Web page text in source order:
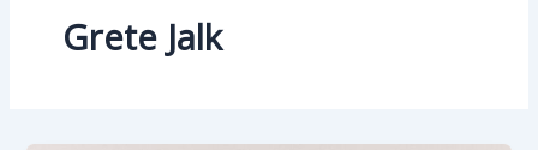
Grete Jalk